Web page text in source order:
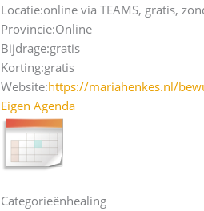
Locatie:online via TEAMS, gratis,
Provincie:Online
Bijdrage:gratis
Korting:gratis
Website:https://mariahenkes.nl/
Eigen Agenda
Categorieënhealing